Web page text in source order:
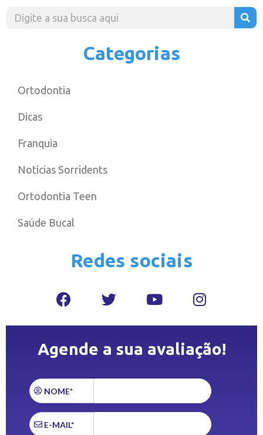
Categorias
Ortodontia
Dicas
Franquia
Notícias Sorridents
Ortodontia Teen
Saúde Bucal
Redes sociais
Agende a sua avaliação!
NOME*
E-MAIL*